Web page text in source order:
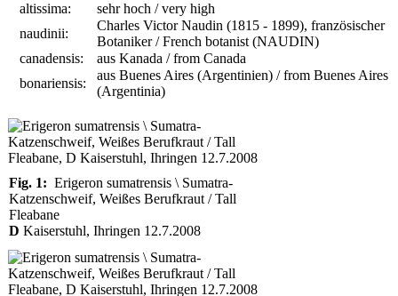
altissima:
sehr hoch / very high
naudinii:
Charles Victor Naudin (1815 - 1899), französischer
Botaniker / French botanist (NAUDIN)
canadensis:
aus Kanada / from Canada
bonariensis:
aus Buenes Aires (Argentinien) / from Buenes Aires
(Argentinia)
Fig. 1: Erigeron sumatrensis \ Sumatra-
Katzenschweif, Weißes Berufkraut / Tall
Fleabane
D Kaiserstuhl, Ihringen 12.7.2008